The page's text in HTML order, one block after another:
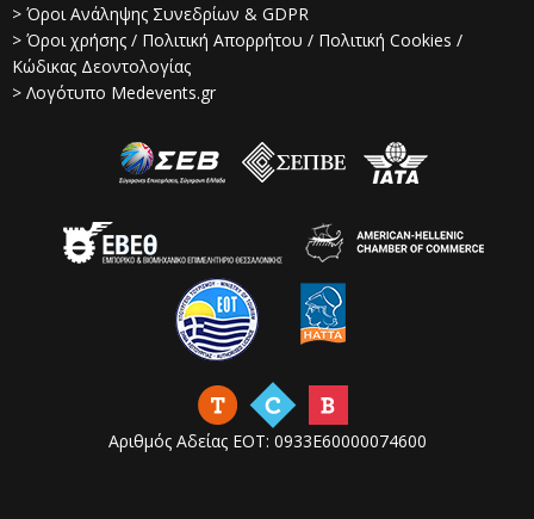
> Όροι Ανάληψης Συνεδρίων & GDPR
> Όροι χρήσης / Πολιτική Απορρήτου / Πολιτική Cookies /
Κώδικας Δεοντολογίας
> Λογότυπο Medevents.gr
Αριθμός Αδείας ΕΟΤ: 0933Ε60000074600